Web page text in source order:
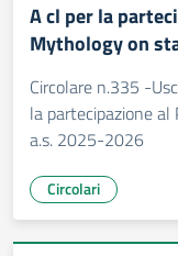
A cl per la
Mythology on
Circolare n.335 -
la partecipazione
a.s. 2025-2026
Circolari